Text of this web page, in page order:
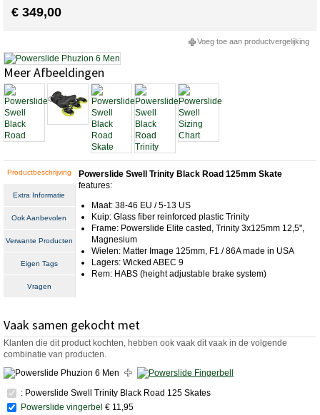
€ 349,00
Voeg toe aan productvergelijking
Meer Afbeeldingen
Productbeschrijving
Extra Informatie
Ook Aanbevolen
Verwante Producten
Eigen Tags
Vragen
Powerslide Swell Trinity Black Road 125mm Skate
features:
Maat: 38-46 EU / 5-13 US
Kuip: Glass fiber reinforced plastic Trinity
Frame: Powerslide Elite casted, Trinity 3x125mm 12,5",
Magnesium
Wielen: Matter Image 125mm, F1 / 86A made in USA
Lagers: Wicked ABEC 9
Rem: HABS (height adjustable brake system)
Vaak samen gekocht met
Klanten die dit product kochten, hebben ook vaak dit vaak in de volgende
combinatie van producten.
: Powerslide Swell Trinity Black Road 125 Skates
Powerslide vingerbel € 11,95